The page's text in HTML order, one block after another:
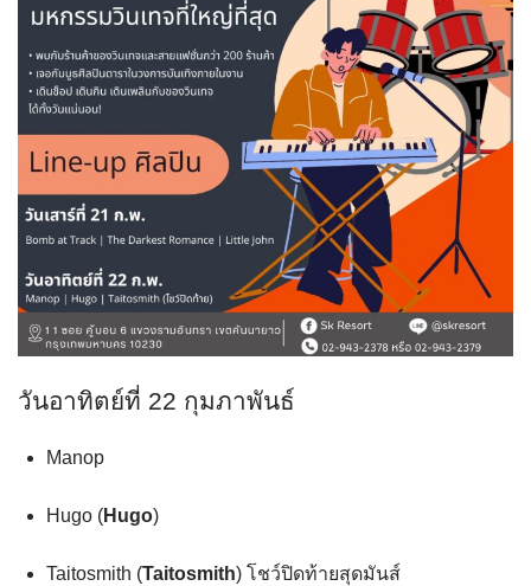
วันอาทิตย์ที่ 22 กุมภาพันธ์
Manop
Hugo (Hugo)
Taitosmith (Taitosmith) โชว์ปิดท้ายสุดมันส์